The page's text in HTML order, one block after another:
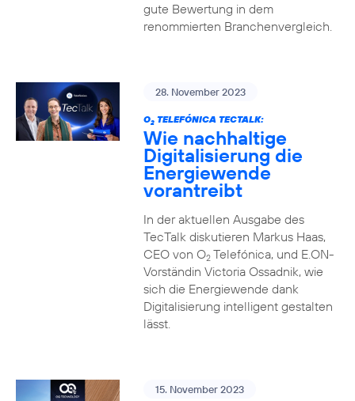
gute Bewertung in dem
renommierten Branchenvergleich.
28. November 2023
O2TELEFÓNICA TECTALK:
Wie nachhaltige
Digitalisierung die
Energiewende
vorantreibt
In der aktuellen Ausgabe des
TecTalk diskutieren Markus Haas,
CEO von O2Telefónica, und E.ON-
Vorständin Victoria Ossadnik, wie
sich die Energiewende dank
Digitalisierung intelligent gestalten
lässt.
15. November 2023